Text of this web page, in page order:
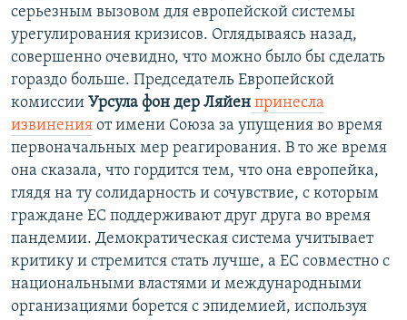
серьезным вызовом для европейской системы
урегулирования кризисов. Оглядываясь назад,
совершенно очевидно, что можно было бы сделать
гораздо больше. Председатель Европейской
комиссии Урсула фон дер Ляйен принесла
извинения от имени Союза за упущения во время
первоначальных мер реагирования. В то же время
она сказала, что гордится тем, что она европейка,
глядя на ту солидарность и сочувствие, с которым
граждане ЕС поддерживают друг друга во время
пандемии. Демократическая система учитывает
критику и стремится стать лучше, а ЕС совместно с
национальными властями и международными
организациями борется с эпидемией, используя